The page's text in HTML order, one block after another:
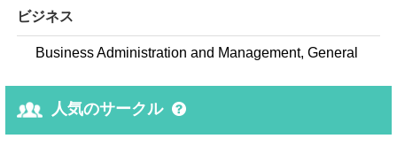
ビジネス
Business Administration and Management, General
人気のサークル